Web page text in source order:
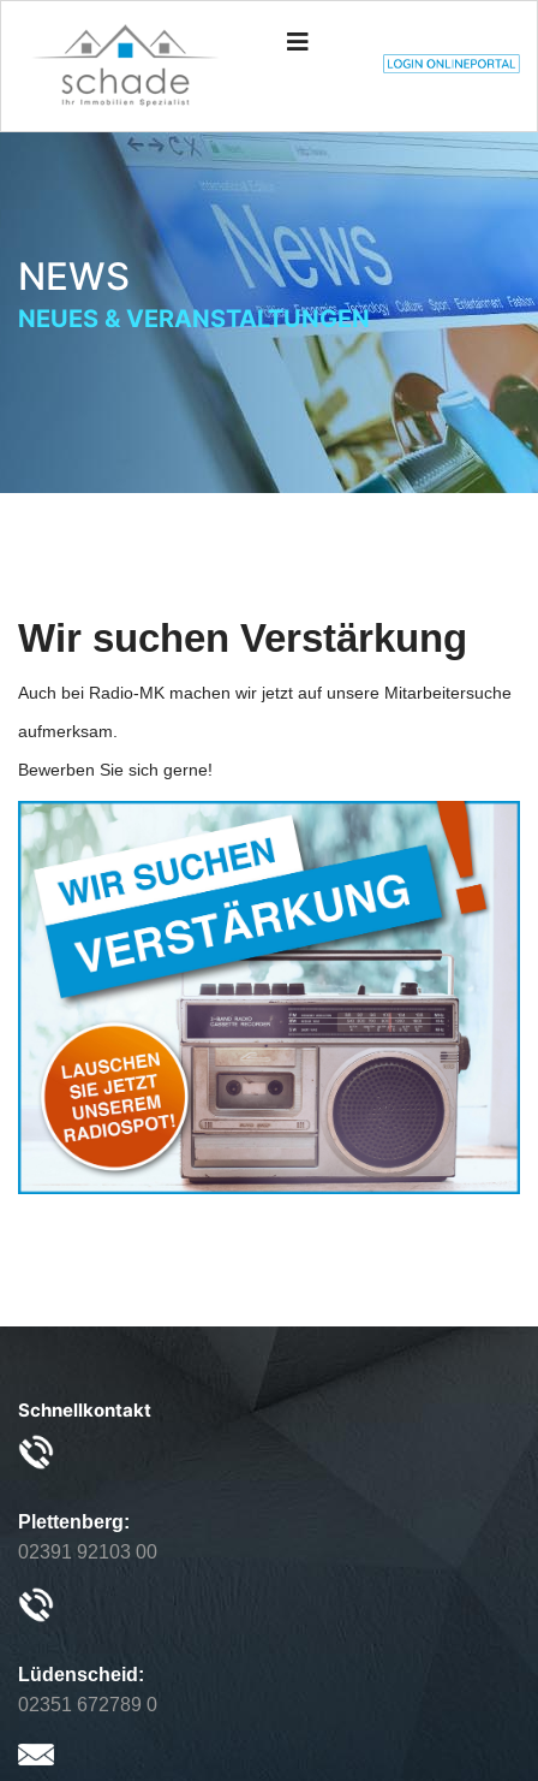
NEWS
NEUES & VERANSTALTUNGEN
Wir suchen Verstärkung
Auch bei Radio-MK machen wir jetzt auf unsere Mitarbeitersuche
aufmerksam.
Bewerben Sie sich gerne!
Schnellkontakt
Plettenberg:
02391 92103 00
Lüdenscheid:
02351 672789 0